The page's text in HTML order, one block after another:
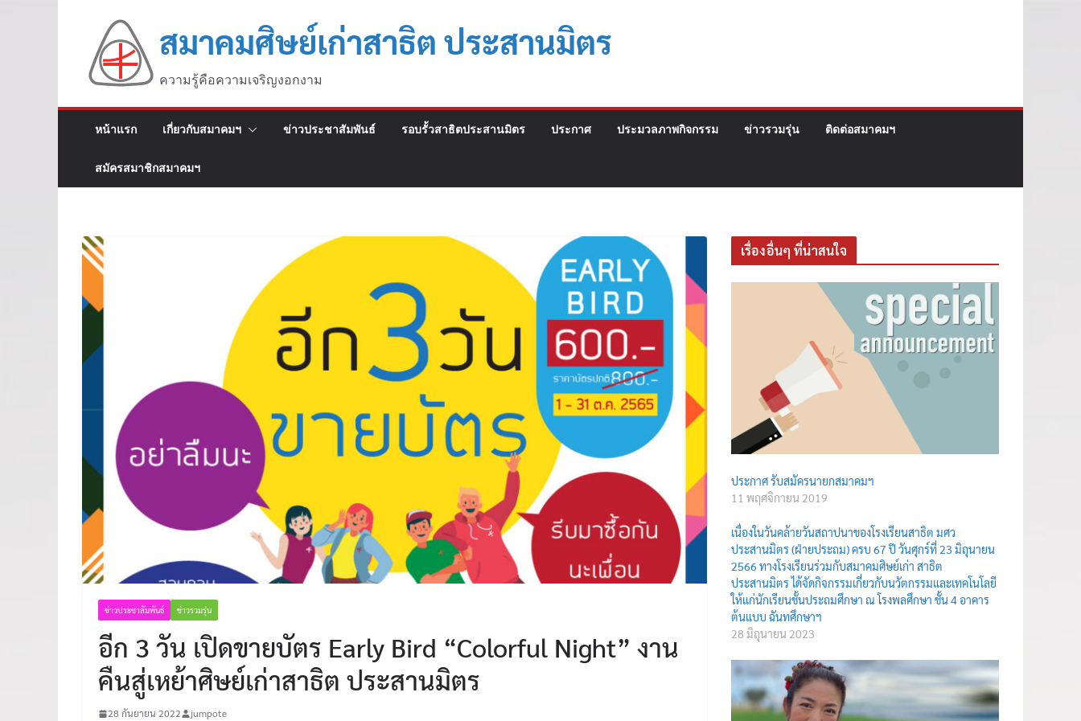
สมาคมศิษย์เก่าสาธิต ประสานมิตร
ความรู้คือความเจริญงอกงาม
หน้าแรก เกี่ยวกับสมาคมฯ ข่าวประชาสัมพันธ์ รอบรั้วสาธิตประสานมิตร ประกาศ ประมวลภาพกิจกรรม ข่าวรวมรุ่น ติดต่อสมาคมฯ
สมัครสมาชิกสมาคมฯ
ข่าวประชาสัมพันธ์ ข่าวรวมรุ่น
อีก 3 วัน เปิดขายบัตร Early Bird “Colorful Night” งาน
คืนสู่เหย้าศิษย์เก่าสาธิต ประสานมิตร
28 กันยายน 2022 jumpote
เรื่องอื่นๆ ที่น่าสนใจ
ประกาศ รับสมัครนายกสมาคมฯ
11 พฤศจิกายน 2019
เนื่องในวันคล้ายวันสถาปนาของโรงเรียนสาธิต มศว
ประสานมิตร (ฝ่ายประถม) ครบ 67 ปี วันศุกร์ที่ 23 มิถุนายน
2566 ทางโรงเรียนร่วมกับสมาคมศิษย์เก่า สาธิต
ประสานมิตร ได้จัดกิจกรรมเกี่ยวกับนวัตกรรมและเทคโนโลยี
ให้แก่นักเรียนชั้นประถมศึกษา ณ โรงพลศึกษา ชั้น 4 อาคาร
ต้นแบบ ฉันทศึกษาฯ
28 มิถุนายน 2023